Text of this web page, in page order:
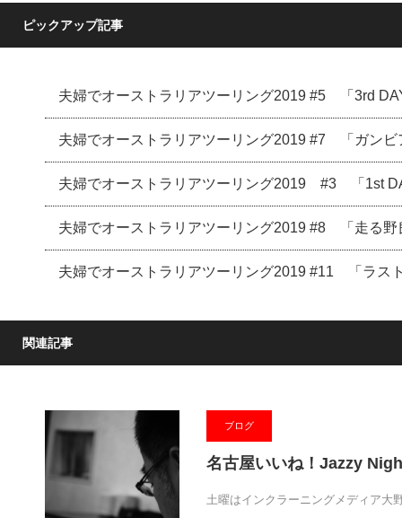
ピックアップ記事
夫婦でオーストラリアツーリング2019 #5 「3rd
夫婦でオーストラリアツーリング2019 #7 「ガン
夫婦でオーストラリアツーリング2019 #3 「1st
夫婦でオーストラリアツーリング2019 #8 「走る
夫婦でオーストラリアツーリング2019 #11 「ラス
関連記事
ブログ
名古屋いいね！Jazzy
土曜はインクラーニングメディア